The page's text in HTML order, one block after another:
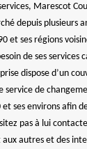
Marescot
depuis plusieurs
et ses régions
de ses services
dispose d’un
service de
et ses environs afin
pas à lui
autres et des